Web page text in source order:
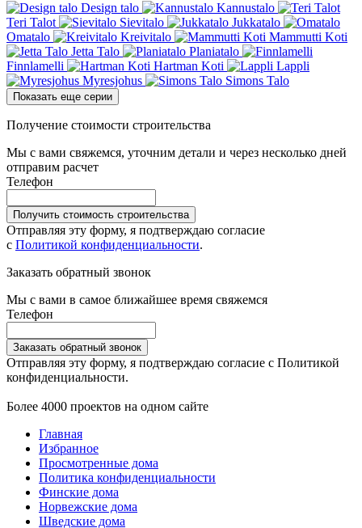
Design talo
Kannustalo
Teri Talot
Sievitalo
Jukkatalo
Omatalo
Kreivitalo
Mammutti Koti
Jetta Talo
Planiatalo
Finnlamelli
Hartman Koti
Lappli
Myresjohus
Simons Talo
Показать еще серии
Получение стоимости строительства
Мы с вами свяжемся, уточним детали и через несколько дней
отправим расчет
Телефон
Получить стоимость строительства
Отправляя эту форму, я подтверждаю согласие
с Политикой конфиденциальности.
Заказать обратный звонок
Мы с вами в самое ближайшее время свяжемся
Телефон
Заказать обратный звонок
Отправляя эту форму, я подтверждаю согласие с Политикой
конфиденциальности.
Более 4000 проектов на одном сайте
Главная
Избранное
Просмотренные дома
Политика конфиденциальности
Финские дома
Норвежские дома
Шведские дома